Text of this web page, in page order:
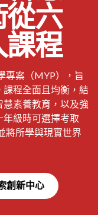
從六
課程
專案（MYP），旨
程全面且均衡，結
素養教育，以及強
級時可選擇考取
將所學與現實世界
創新中心